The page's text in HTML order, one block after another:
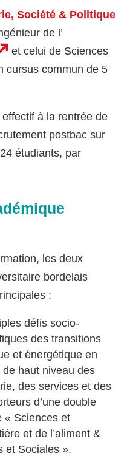
Société & Politique
de l’
et celui de Sciences
cursus commun de 5
à la rentrée de
postbac sur
étudiants, par
les deux
bordelais
:
défis socio-
des transitions
et énergétique en
haut niveau des
des services et des
d’une double
« Sciences et
et de l’aliment &
et Sociales ».